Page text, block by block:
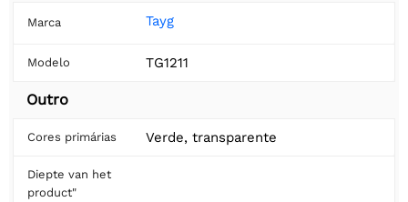
Marca Tayg
Modelo TG1211
Outro
Cores primárias Verde, transparente
Diepte van het
product"